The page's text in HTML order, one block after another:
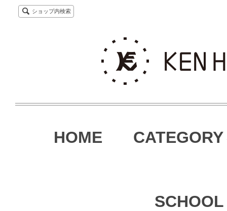
ショップ内検索
HOME CATEGORY
SCHOOL